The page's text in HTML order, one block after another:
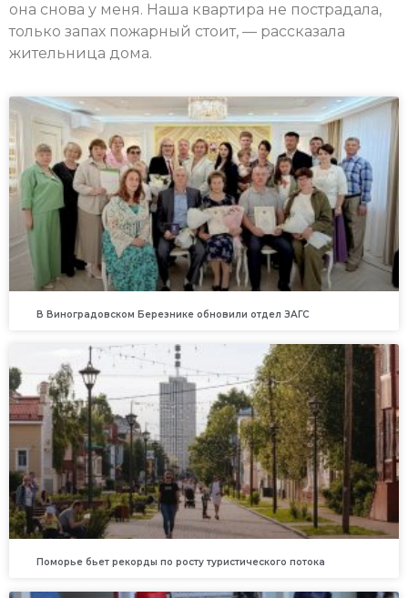
она снова у меня. Наша квартира не пострадала,
только запах пожарный стоит, — рассказала
жительница дома.
В Виноградовском Березнике обновили отдел ЗАГС
Поморье бьет рекорды по росту туристического потока